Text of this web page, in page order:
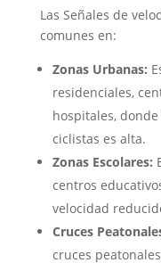
Las Señales de
comunes en:
Zonas Urbanas:
residenciales,
hospitales,
ciclistas es alta.
Zonas Escolares:
centros
velocidad
Cruces
cruces